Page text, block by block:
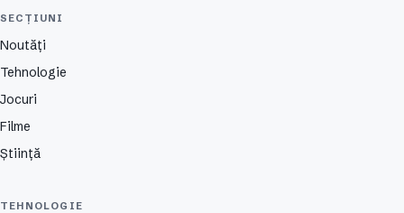
SECȚIUNI
Noutăți
Tehnologie
Jocuri
Filme
Știință
TEHNOLOGIE